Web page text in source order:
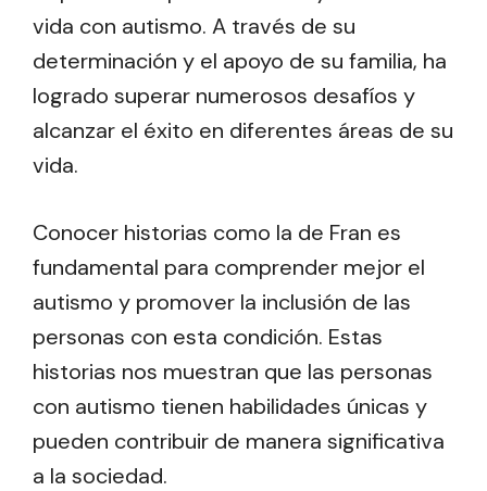
vida con autismo. A través de su
determinación y el apoyo de su familia, ha
logrado superar numerosos desafíos y
alcanzar el éxito en diferentes áreas de su
vida.
Conocer historias como la de Fran es
fundamental para comprender mejor el
autismo y promover la inclusión de las
personas con esta condición. Estas
historias nos muestran que las personas
con autismo tienen habilidades únicas y
pueden contribuir de manera significativa
a la sociedad.